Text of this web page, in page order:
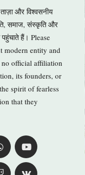
और विश्वसनीय
समाज, संस्कृति और
हैं। Please
modern entity and
official affiliation
its founders, or
spirit of fearless
that they